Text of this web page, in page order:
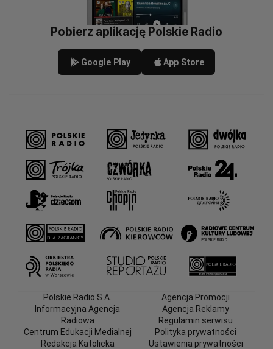
Pobierz aplikację Polskie Radio
Google Play App Store
Polskie Radio S.A.
Informacyjna Agencja
Radiowa
Centrum Edukacji Medialnej
Redakcja Katolicka
Agencja Promocji
Agencja Reklamy
Regulamin serwisu
Polityka prywatności
Ustawienia prywatności